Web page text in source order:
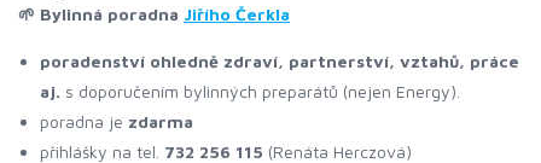
🌱 Bylinná poradna Jiřího Čerkla
poradenství ohledně zdraví, partnerství, vztahů, práce
aj. s doporučením bylinných preparátů (nejen Energy).
poradna je zdarma
přihlášky na tel. 732 256 115 (Renáta Herczová)